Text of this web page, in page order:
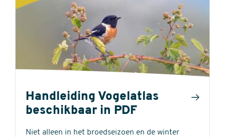
Handleiding Vogelatlas
beschikbaar in PDF
Niet alleen in het broedseizoen en de winter